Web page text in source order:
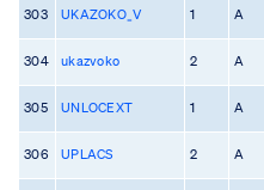
303 UKAZOKO_V 1 A
304 ukazvoko 2 A
305 UNLOCEXT 1 A
306 UPLACS 2 A